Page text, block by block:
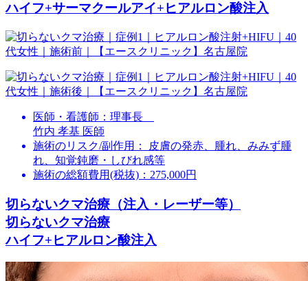
ハイフ+サーマクールアイ+ヒアルロン酸注入
医師・看護師： 理事長
竹内 孝基 医師
施術のリスク/副作用：
皮膚の発赤、腫れ、みみず腫
れ、知覚鈍磨・しびれ感等
施術の総額費用(税抜)： 275,000円
切らないクマ治療（注入・レーザー等）
切らないクマ治療
ハイフ+ヒアルロン酸注入